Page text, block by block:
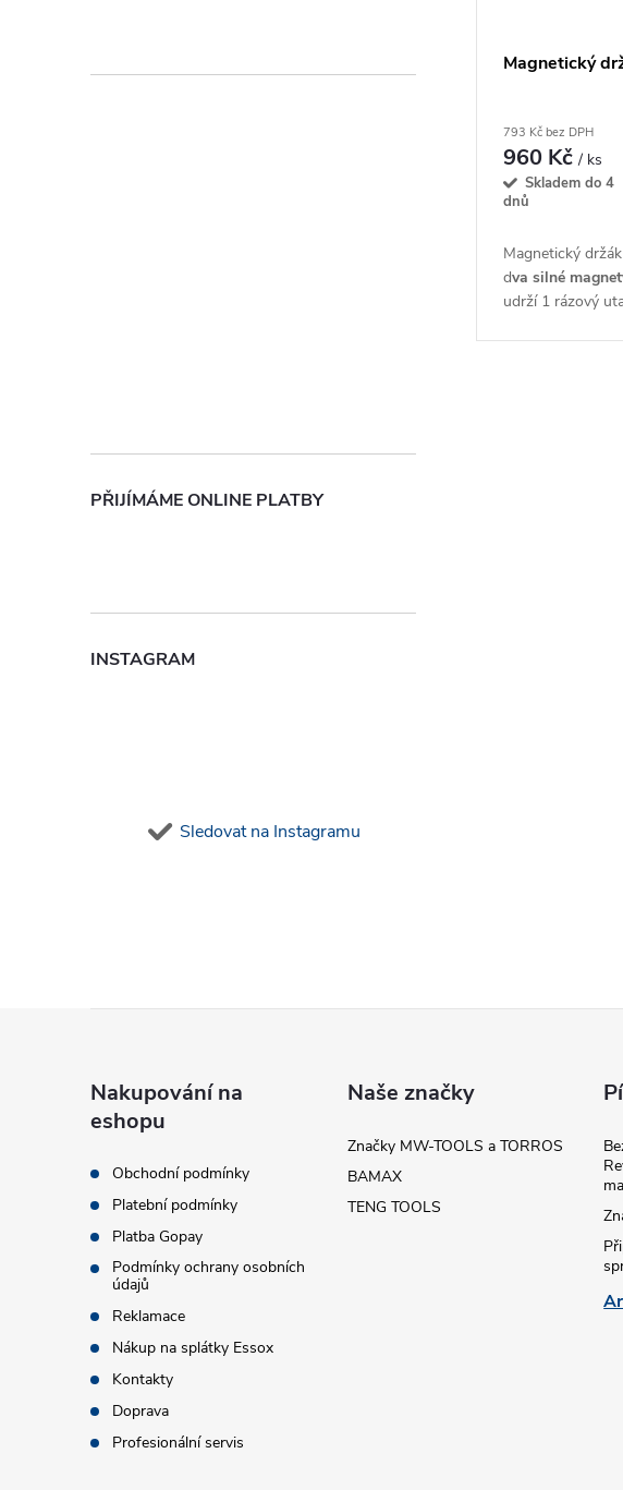
PŘIJÍMÁME ONLINE PLATBY
INSTAGRAM
Sledovat na Instagramu
Magnetický
793 Kč bez DPH
960 Kč/ ks
Skladem do 4
dnů
Magnetický
dva silné
udrží 1 rázový
s
Nakupování na
eshopu
Obchodní podmínky
Platební podmínky
Platba Gopay
Podmínky ochrany osobních
údajů
Reklamace
Nákup na splátky Essox
Kontakty
Doprava
Profesionální servis
Naše značky
Značky MW-TOOLS a TORROS
BAMAX
TENG TOOLS